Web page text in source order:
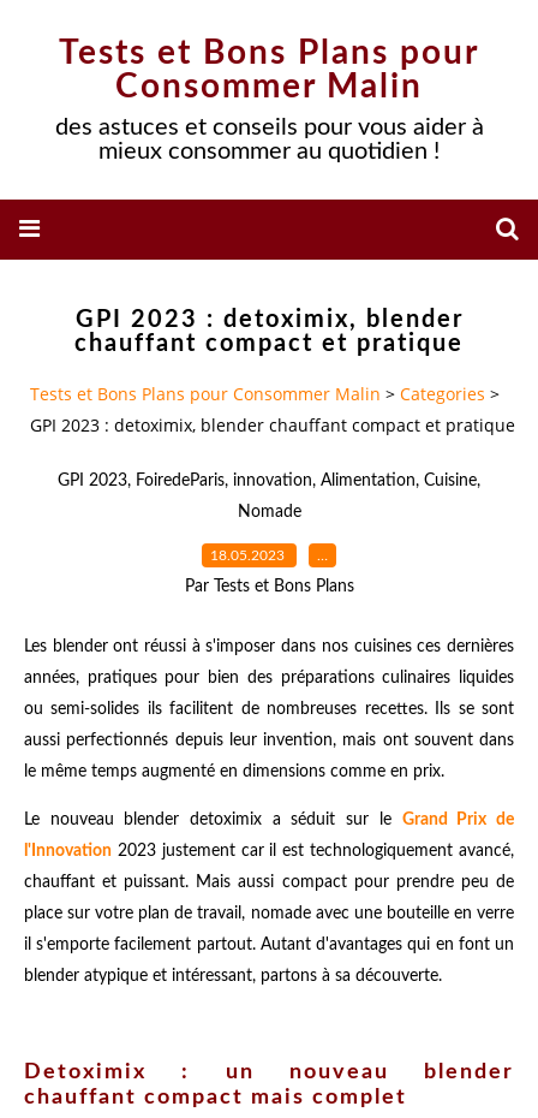
Tests et Bons Plans pour
Consommer Malin
des astuces et conseils pour vous aider à
mieux consommer au quotidien !
GPI 2023 : detoximix, blender
chauffant compact et pratique
Tests et Bons Plans pour Consommer Malin > Categories >
GPI 2023 : detoximix, blender chauffant compact et pratique
GPI 2023, FoiredeParis, innovation, Alimentation, Cuisine,
Nomade
18.05.2023 …
Par Tests et Bons Plans
Les blender ont réussi à s'imposer dans nos cuisines ces dernières
années, pratiques pour bien des préparations culinaires liquides
ou semi-solides ils facilitent de nombreuses recettes. Ils se sont
aussi perfectionnés depuis leur invention, mais ont souvent dans
le même temps augmenté en dimensions comme en prix.
Le nouveau blender detoximix a séduit sur le Grand Prix de
l'Innovation 2023 justement car il est technologiquement avancé,
chauffant et puissant. Mais aussi compact pour prendre peu de
place sur votre plan de travail, nomade avec une bouteille en verre
il s'emporte facilement partout. Autant d'avantages qui en font un
blender atypique et intéressant, partons à sa découverte.
Detoximix : un nouveau blender
chauffant compact mais complet